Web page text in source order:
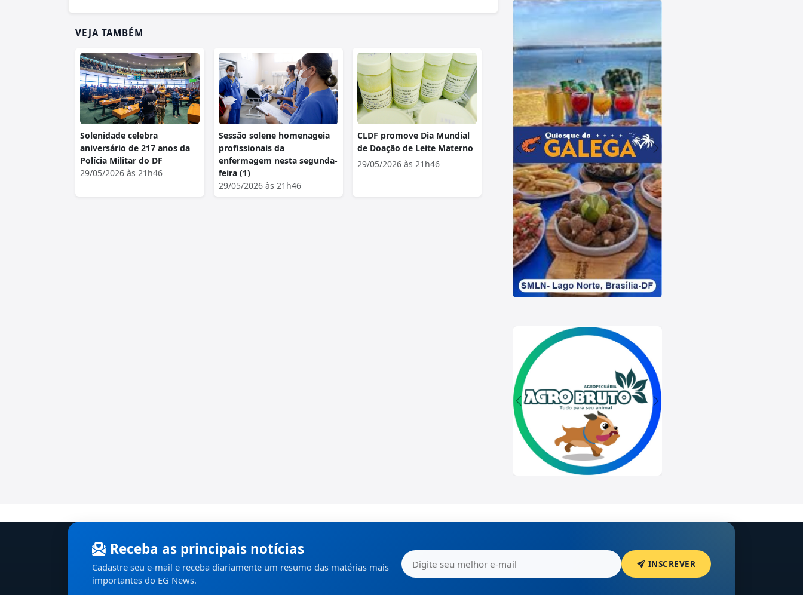
VEJA TAMBÉM
Solenidade celebra
aniversário de 217 anos da
Polícia Militar do DF
29/05/2026 às 21h46
Sessão solene homenageia
profissionais da
enfermagem nesta segunda-
feira (1)
29/05/2026 às 21h46
CLDF promove Dia Mundial
de Doação de Leite Materno
29/05/2026 às 21h46
Receba as principais notícias
Cadastre seu e-mail e receba diariamente um resumo das matérias mais
importantes do EG News.
INSCREVER